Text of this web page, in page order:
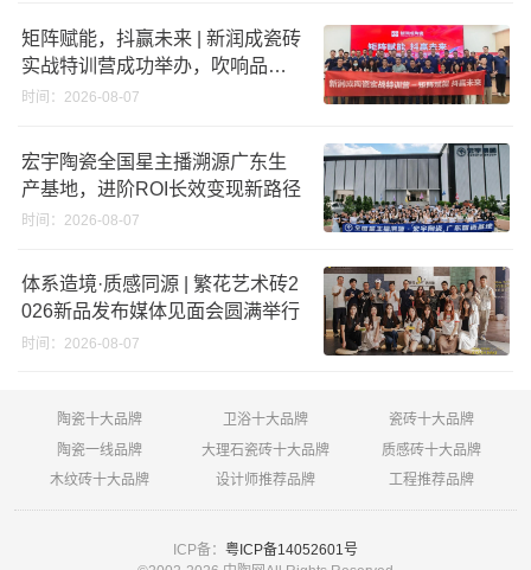
矩阵赋能，抖赢未来 | 新润成瓷砖
实战特训营成功举办，吹响品牌
秋季营销冲锋号！
时间：2026-08-07
宏宇陶瓷全国星主播溯源广东生
产基地，进阶ROI长效变现新路径
时间：2026-08-07
体系造境·质感同源 | 繁花艺术砖2
026新品发布媒体见面会圆满举行
时间：2026-08-07
陶瓷十大品牌 卫浴十大品牌
瓷砖十大品牌
陶瓷一线品牌
大理石瓷砖十大品牌
质感砖十大品牌
木纹砖十大品牌
设计师推荐品牌 工程推荐品牌
ICP备： 粤ICP备14052601号